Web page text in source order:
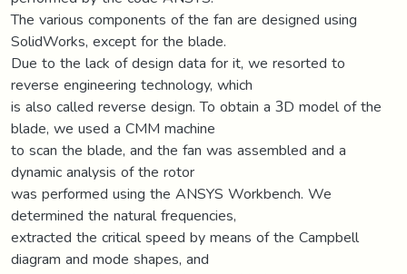
The various components of the fan are designed using
SolidWorks, except for the blade.
Due to the lack of design data for it, we resorted to
reverse engineering technology, which
is also called reverse design. To obtain a 3D model of the
blade, we used a CMM machine
to scan the blade, and the fan was assembled and a
dynamic analysis of the rotor
was performed using the ANSYS Workbench. We
determined the natural frequencies,
extracted the critical speed by means of the Campbell
diagram and mode shapes, and